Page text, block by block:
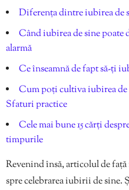
Diferența dintre iubirea de
Când iubirea de sine poate
alarmă
Ce înseamnă de fapt să-ți
Cum poți cultiva iubirea
Sfaturi practice
Cele mai bune 15 cărți
timpurile
Revenind însă, articolul de față
spre celebrarea iubirii de sine.